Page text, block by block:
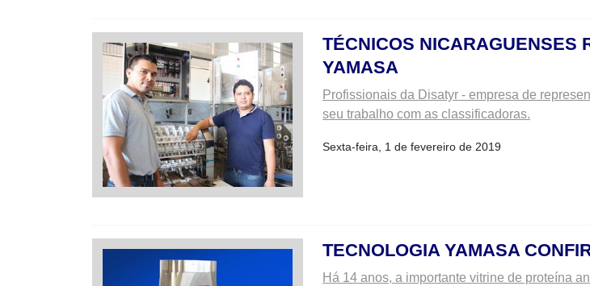
TÉCNICOS NICARAGUENSES
YAMASA
Profissionais da Disatyr - empresa de
seu trabalho com as classificadoras.
Sexta-feira, 1 de fevereiro de 2019
TECNOLOGIA YAMASA
Há 14 anos, a importante vitrine de proteína